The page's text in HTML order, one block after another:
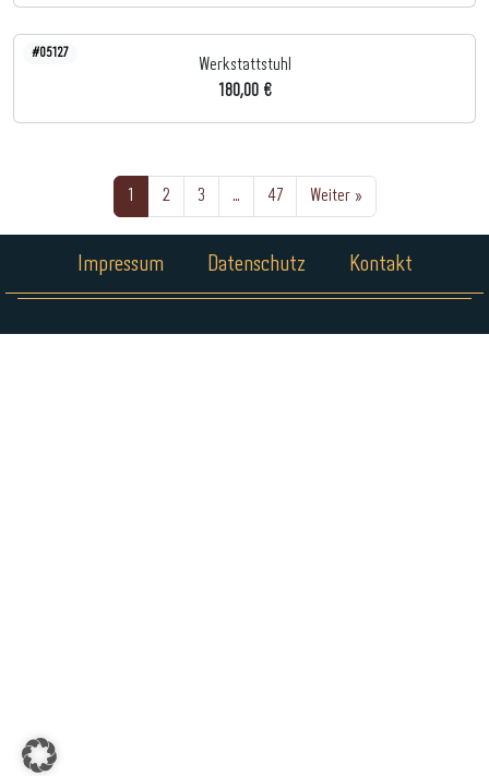
#05127
Werkstattstuhl
180,00 €
2 3 … 47 Weiter »
Impressum Datenschutz Kontakt